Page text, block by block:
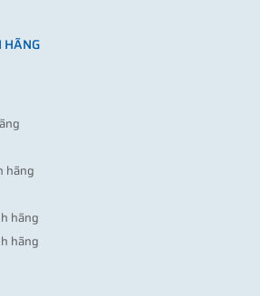
HÃNG
hãng
hãng
hãng